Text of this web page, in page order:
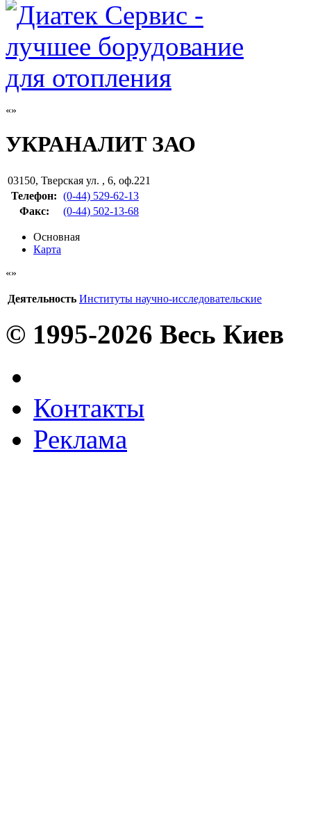
УКРАНАЛИТ ЗАО
03150, Тверская ул. , 6, оф.221
Телефон: (0-44) 529-62-13
Факс: (0-44) 502-13-68
Основная
Карта
Деятельность Институты научно-исследовательские
© 1995-2026 Весь Киев
Контакты
Реклама